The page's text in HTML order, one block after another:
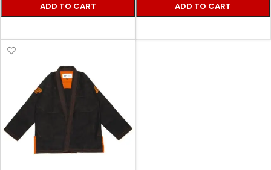
ADD TO CART ADD TO CART